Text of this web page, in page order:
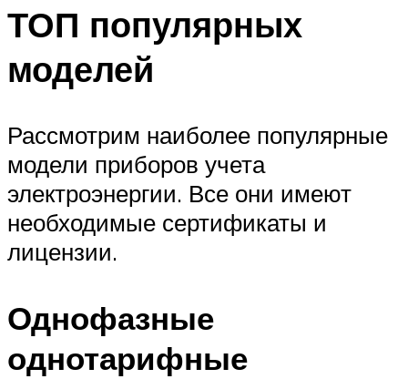
ТОП популярных
моделей
Рассмотрим наиболее популярные
модели приборов учета
электроэнергии. Все они имеют
необходимые сертификаты и
лицензии.
Однофазные
однотарифные